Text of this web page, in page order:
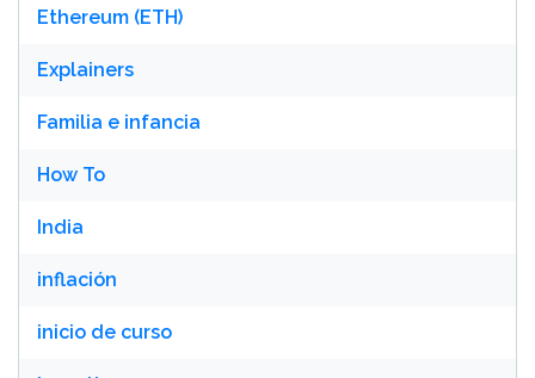
Ethereum (ETH)
Explainers
Familia e infancia
How To
India
inflación
inicio de curso